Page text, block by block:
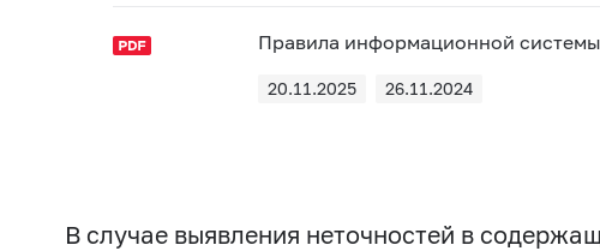
Правила информационной системы
20.11.2025 26.11.2024
В случае выявления неточностей в